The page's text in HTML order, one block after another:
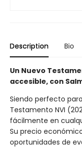
Description Bio
Un Nuevo
accesible, con
Siendo perfecto
Testamento NVI
fácilmente en
Su precio
oportunidades de